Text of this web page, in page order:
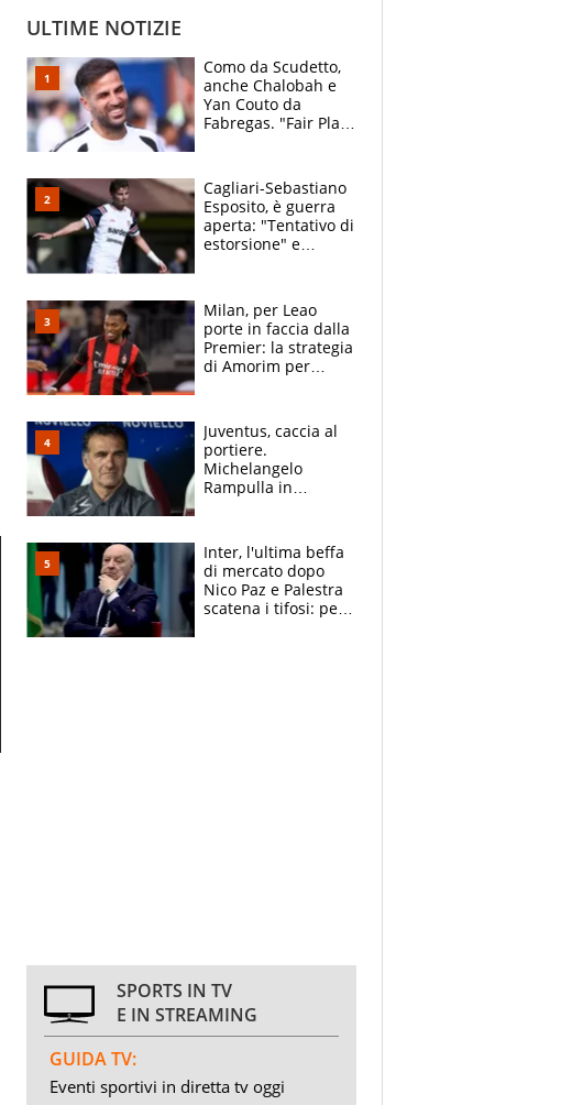
ULTIME NOTIZIE
Como da Scudetto,
anche Chalobah e
Yan Couto da
Fabregas. "Fair Play
multa"
Cagliari-Sebastiano
Esposito, è guerra
aperta: "Tentativo di
estorsione" e
Milan, per Leao
porte in faccia dalla
Premier: la strategia
di Amorim per
dopo il derby
Juventus, caccia al
portiere.
Michelangelo
Rampulla in
Roba da Lega Pro.
Caprile profilo
giusto”
Inter, l'ultima beffa
di mercato dopo
Nico Paz e Palestra
scatena i tifosi: per
SPORTS IN TV
E IN STREAMING
GUIDA TV:
Eventi sportivi in diretta tv oggi